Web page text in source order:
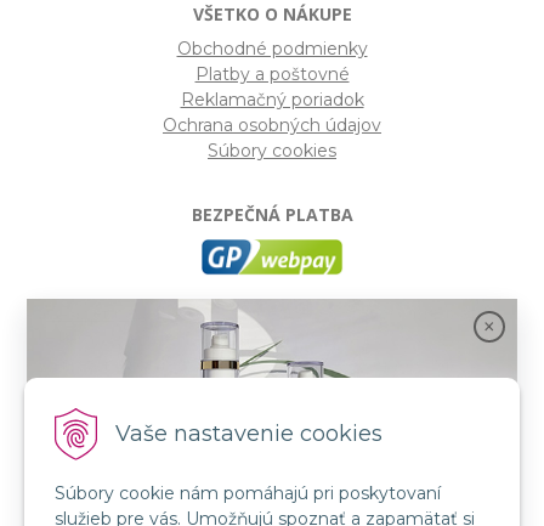
Vaše nastavenie cookies
Súbory cookie nám pomáhajú pri poskytovaní
služieb pre vás. Umožňujú spoznať a zapamätať si
VŠETKO O NÁKUPE
Obchodné podmienky
Platby a poštovné
Reklamačný poriadok
Ochrana osobných údajov
Súbory cookies
BEZPEČNÁ PLATBA
- Moderný a bezpečný systém pre platby
kartou na internete. Je jedným z najpoužívanejších
platobných brán na slovenských e-shopoch. Spĺňa
SLEDUJTE NÁS